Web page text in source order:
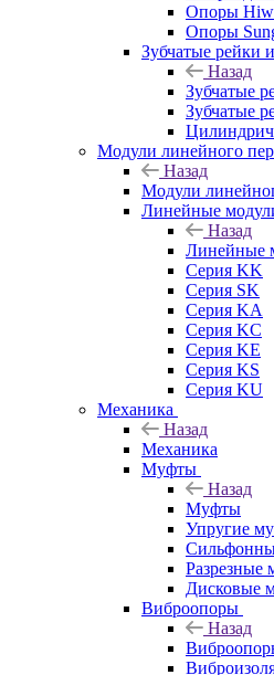
Опоры
Опоры
Зубчатые рейки
Назад
Зубчатые
Зубчатые
Модули линейного
Назад
Модули
Линейные
Назад
Линейные
Серия KK
Серия SK
Серия KA
Серия KC
Серия KE
Серия KS
Серия KU
Механика
Назад
Механика
Муфты
Назад
Муфты
Упругие
Разрезные
Дисковые
Виброопоры
Назад